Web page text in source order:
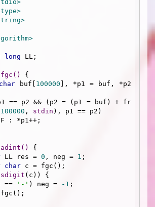
long LL;
fgc ()
{
char buf[ 100000 ], *p1 = buf, *p2
== p2 && (p2 = (p1 = buf) + fr
100000 , stdin ), p1 == p2)
()
{
LL res = 0 , neg = 1 ;
char c = fgc();
(c)) {
== '-' ) neg = -1 ;